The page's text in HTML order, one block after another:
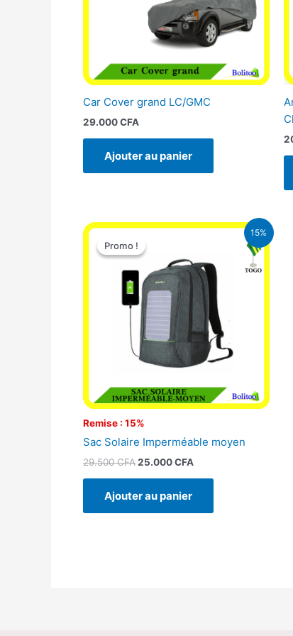
Car Cover grand LC/GMC
29.000CFA
Ajouter au panier
15%
Promo !
Remise : 15%
Promo !
Sac Solaire Imperméable moyen
29.500CFA
Le
initial
29.500 CFA.
25.000CFA
Le
est :
25.000 CFA.
Ajouter au panier